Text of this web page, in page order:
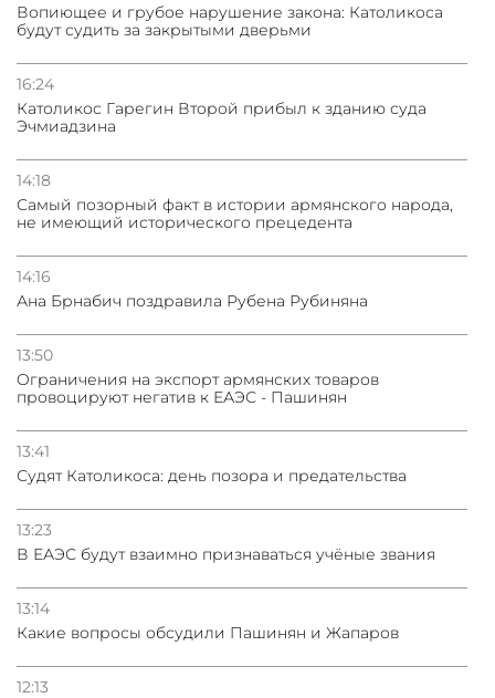
Вопиющее и грубое нарушение закона: Католикоса
будут судить за закрытыми дверьми
16:24
Католикос Гарегин Второй прибыл к зданию суда
Эчмиадзина
14:18
Самый позорный факт в истории армянского народа,
не имеющий исторического прецедента
14:16
Ана Брнабич поздравила Рубена Рубиняна
13:50
Oграничения на экспорт армянских товаров
провоцируют негатив к ЕАЭС - Пашинян
13:41
Судят Католикоса: день позора и предательства
13:23
В ЕАЭС будут взаимно признаваться учёные звания
13:14
Какие вопросы обсудили Пашинян и Жапаров
12:13